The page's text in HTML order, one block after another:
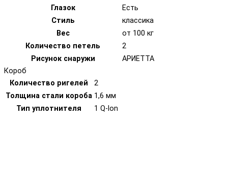
Глазок
Есть
Стиль
классика
Вес
от 100 кг
Количество петель
2
Рисунок снаружи
АРИЕТТА
Короб
Количество ригелей
2
Толщина стали короба 1,6 мм
Тип уплотнителя
1 Q-lon